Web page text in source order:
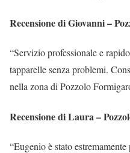
Recensione di Giovanni –
“Servizio professionale e
tapparelle senza problemi.
nella zona di Pozzolo
Recensione di Laura –
“Eugenio è stato